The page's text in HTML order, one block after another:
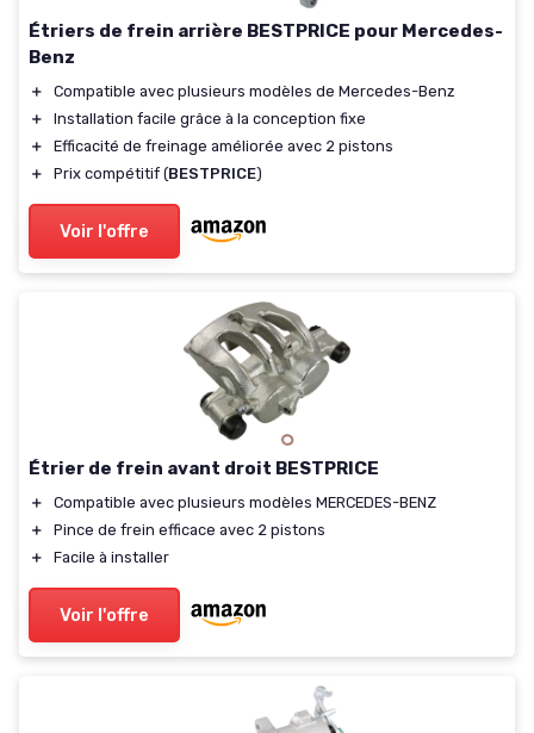
Étriers de frein arrière BESTPRICE pour Mercedes-
Benz
＋
Compatible avec plusieurs modèles de Mercedes-Benz
＋
Installation facile grâce à la conception fixe
＋
Efficacité de freinage améliorée avec 2 pistons
＋
Prix compétitif (BESTPRICE)
Voir l'offre
Étrier de frein avant droit BESTPRICE
＋
Compatible avec plusieurs modèles MERCEDES-BENZ
＋
Pince de frein efficace avec 2 pistons
＋
Facile à installer
Voir l'offre